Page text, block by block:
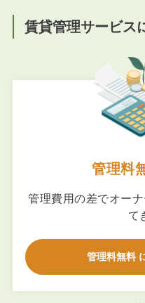
賃貸管理サービス
管理料
管理費用の差でオー
て
管理料無料